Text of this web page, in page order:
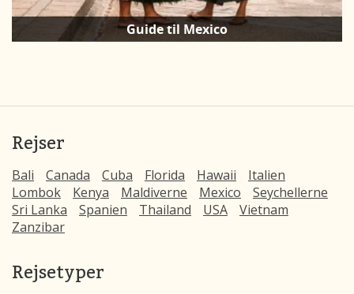
Guide til Mexico
Rejser
Bali Canada Cuba Florida Hawaii
Italien
Lombok
Kenya Maldiverne Mexico
Seychellerne
Sri Lanka
Spanien Thailand USA
Vietnam
Zanzibar
Rejsetyper